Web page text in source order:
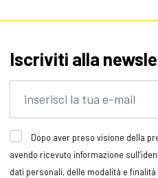
Iscriviti alla
Dopo aver preso visione della
avendo ricevuto informazione
dati personali, delle modalità e